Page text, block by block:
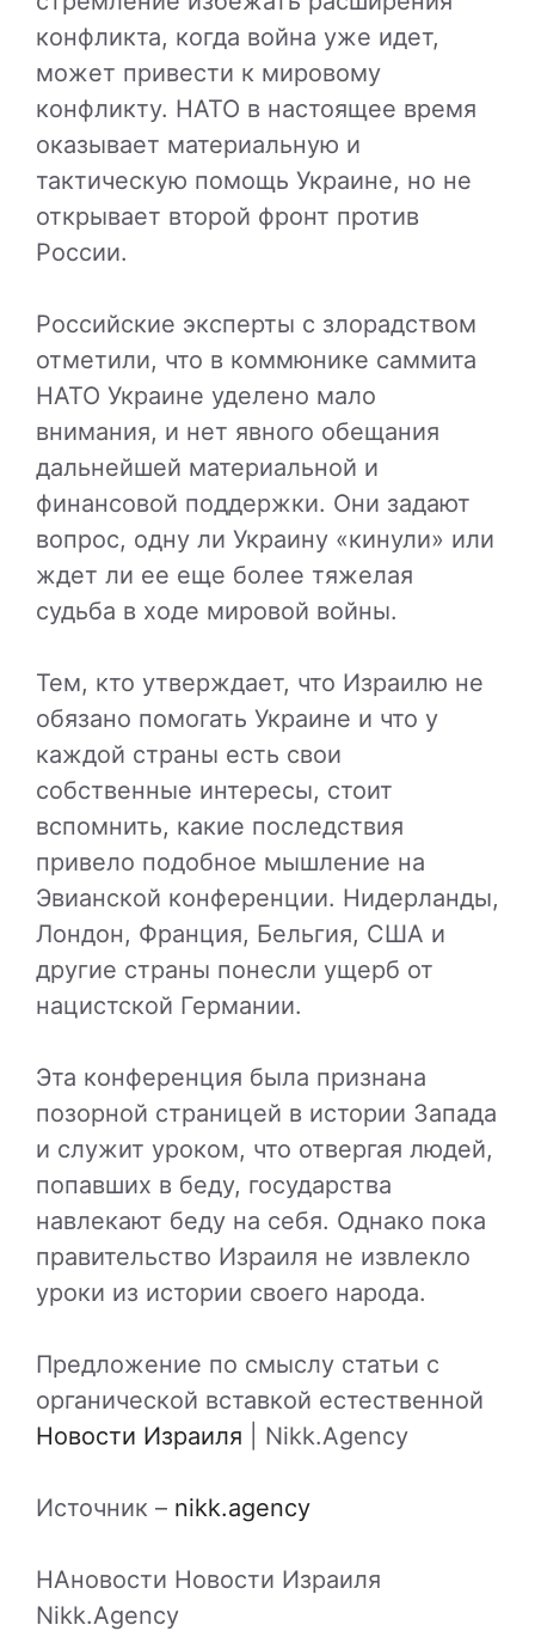
конфликта, когда война уже идет,
может привести к мировому
конфликту. НАТО в настоящее время
оказывает материальную и
тактическую помощь Украине, но не
открывает второй фронт против
России.
Российские эксперты с злорадством
отметили, что в коммюнике саммита
НАТО Украине уделено мало
внимания, и нет явного обещания
дальнейшей материальной и
финансовой поддержки. Они задают
вопрос, одну ли Украину «кинули» или
ждет ли ее еще более тяжелая
судьба в ходе мировой войны.
Тем, кто утверждает, что Израилю не
обязано помогать Украине и что у
каждой страны есть свои
собственные интересы, стоит
вспомнить, какие последствия
привело подобное мышление на
Эвианской конференции. Нидерланды,
Лондон, Франция, Бельгия, США и
другие страны понесли ущерб от
нацистской Германии.
Эта конференция была признана
позорной страницей в истории Запада
и служит уроком, что отвергая людей,
попавших в беду, государства
навлекают беду на себя. Однако пока
правительство Израиля не извлекло
уроки из истории своего народа.
Предложение по смыслу статьи с
органической вставкой естественной
Новости Израиля | Nikk.Agency
Источник – nikk.agency
НАновости Новости Израиля
Nikk.Agency